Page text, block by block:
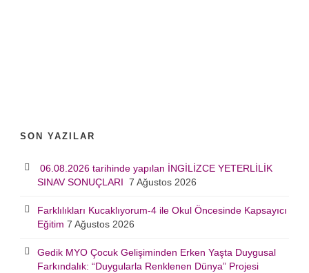
SON YAZILAR
06.08.2026 tarihinde yapılan İNGİLİZCE YETERLİLİK
SINAV SONUÇLARI 7 Ağustos 2026
Farklılıkları Kucaklıyorum-4 ile Okul Öncesinde Kapsayıcı
Eğitim 7 Ağustos 2026
Gedik MYO Çocuk Gelişiminden Erken Yaşta Duygusal
Farkındalık: “Duygularla Renklenen Dünya” Projesi